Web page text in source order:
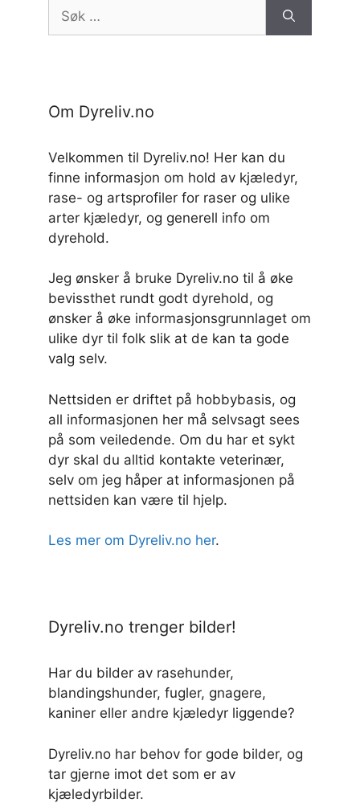
etter:
Om Dyreliv.no
Velkommen til Dyreliv.no! Her kan du
finne informasjon om hold av kjæledyr,
rase- og artsprofiler for raser og ulike
arter kjæledyr, og generell info om
dyrehold.
Jeg ønsker å bruke Dyreliv.no til å øke
bevissthet rundt godt dyrehold, og
ønsker å øke informasjonsgrunnlaget om
ulike dyr til folk slik at de kan ta gode
valg selv.
Nettsiden er driftet på hobbybasis, og
all informasjonen her må selvsagt sees
på som veiledende. Om du har et sykt
dyr skal du alltid kontakte veterinær,
selv om jeg håper at informasjonen på
nettsiden kan være til hjelp.
Les mer om Dyreliv.no her.
Dyreliv.no trenger bilder!
Har du bilder av rasehunder,
blandingshunder, fugler, gnagere,
kaniner eller andre kjæledyr liggende?
Dyreliv.no har behov for gode bilder, og
tar gjerne imot det som er av
kjæledyrbilder.